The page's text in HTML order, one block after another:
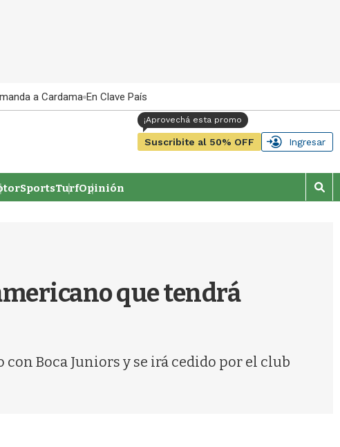
a Cardama En Clave País
Suscribite al 50% OFF Ingresar
TurfOpinión
M
o
que tendrá
Boca Juniors y se irá cedido por el club